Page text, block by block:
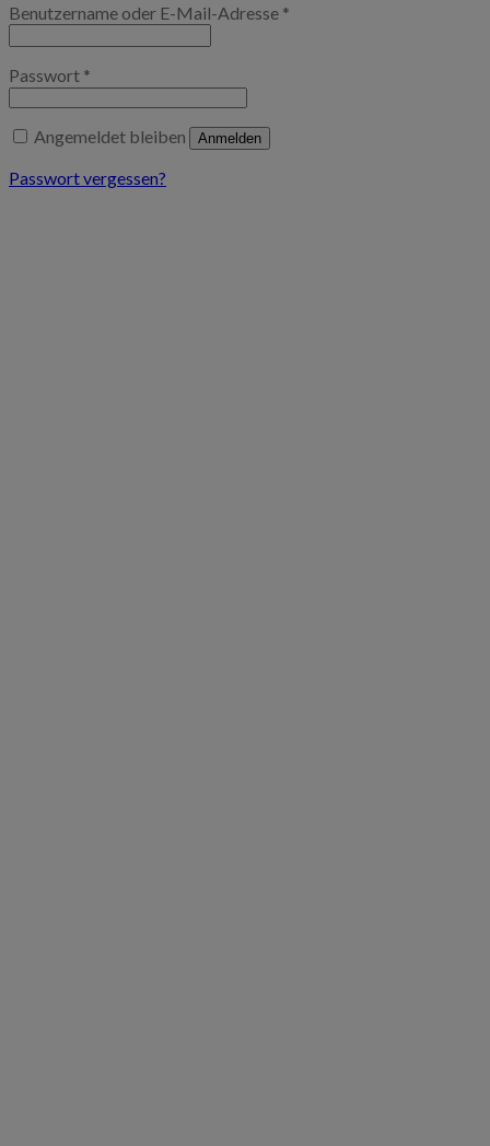
Benutzername oder E-Mail-Adresse *
Passwort *
Angemeldet bleiben Anmelden
Passwort vergessen?